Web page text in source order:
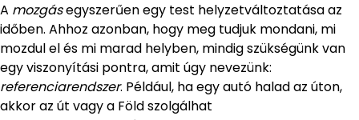
A mozgásegyszerűen egy test helyzetváltoztatása az
időben. Ahhoz azonban, hogy meg tudjuk mondani, mi
mozdul el és mi marad helyben, mindig szükségünk van
egy viszonyítási pontra, amit úgy nevezünk:
referenciarendszer. Például, ha egy autó halad az úton,
akkor az út vagy a Föld szolgálhat